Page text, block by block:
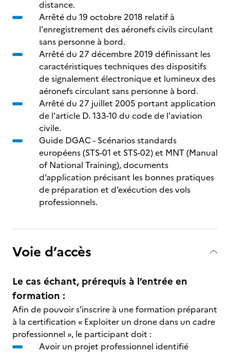
distance.
Arrêté du 19 octobre 2018 relatif à
l'enregistrement des aéronefs civils circulant
sans personne à bord.
Arrêté du 27 décembre 2019 définissant les
caractéristiques techniques des dispositifs
de signalement électronique et lumineux des
aéronefs circulant sans personne à bord.
Arrêté du 27 juillet 2005 portant application
de l'article D. 133-10 du code de l'aviation
civile.
Guide DGAC - Scénarios standards
européens (STS-01 et STS-02) et MNT (Manual
of National Training), documents
d’application précisant les bonnes pratiques
de préparation et d’exécution des vols
professionnels.
Voie d’accès
Le cas échant, prérequis à l’entrée en
formation :
Afin de pouvoir s’inscrire à une formation préparant
à la certification « Exploiter un drone dans un cadre
professionnel », le participant doit :
Avoir un projet professionnel identifié